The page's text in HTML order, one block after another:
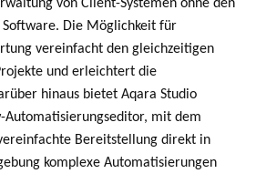
von Client-Systemen ohne den
Software. Die Möglichkeit für
vereinfacht den gleichzeitigen
und erleichtert die
hinaus bietet Aqara Studio
Automatisierungseditor, mit dem
Bereitstellung direkt in
komplexe Automatisierungen